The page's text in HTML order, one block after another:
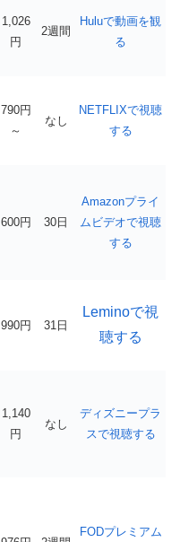
1,026
円
2週間
Huluで動画を観
る
790円
～
なし
NETFLIXで視聴
する
600円 30日
Amazonプライ
ムビデオで視聴
する
990円 31日
Leminoで視
聴する
1,140
円
なし
ディズニープラ
スで視聴する
FODプレミアム